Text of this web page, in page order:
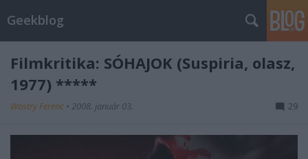
Geekblog
Filmkritika: SÓHAJOK (Suspiria, olasz,
1977) *****
Wostry Ferenc • 2008. január 03. 29